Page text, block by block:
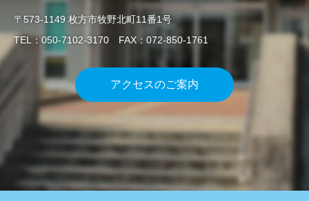
〒573-1149 枚方市牧野北町11番1号
TEL：050-7102-3170 FAX：072-850-1761
アクセスのご案内